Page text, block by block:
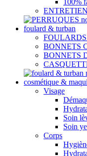
100%
foulard & turban
BONNETS
BONNETS
cosmétique &
Visage
Soin
Soin
Corps